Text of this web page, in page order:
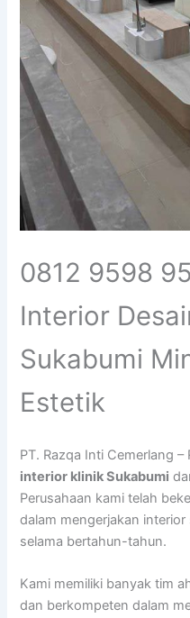
0812 9598
Interior
Sukabumi
Estetik
PT. Razqa Inti Cemerlang
interior klinik Sukabumi
Perusahaan kami telah
dalam mengerjakan
selama bertahun-tahun.
Kami memiliki banyak tim
dan berkompeten dalam